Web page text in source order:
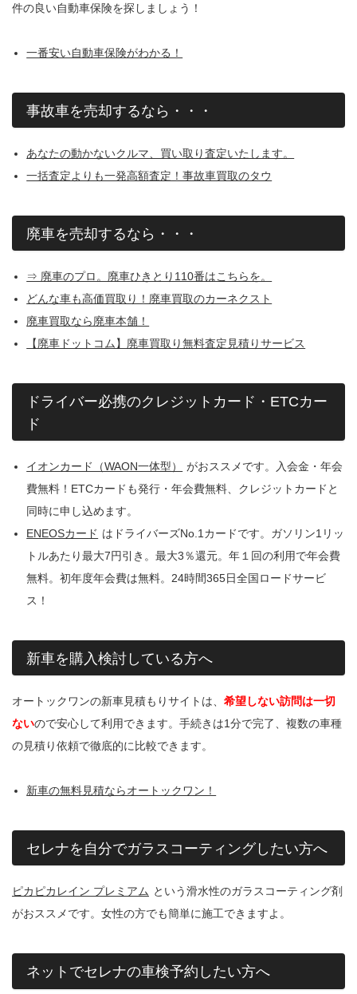
件の良い自動車保険を探しましょう！
一番安い自動車保険がわかる！
事故車を売却するなら・・・
あなたの動かないクルマ、買い取り査定いたします。
一括査定よりも一発高額査定！事故車買取のタウ
廃車を売却するなら・・・
⇒ 廃車のプロ。廃車ひきとり110番はこちらを。
どんな車も高価買取り！廃車買取のカーネクスト
廃車買取なら廃車本舗！
【廃車ドットコム】廃車買取り無料査定見積りサービス
ドライバー必携のクレジットカード・ETCカー
ド
イオンカード（WAON一体型）
がおススメです。入会金・年会
費無料！ETCカードも発行・年会費無料、クレジットカードと
同時に申し込めます。
ENEOSカード はドライバーズNo.1カードです。ガソリン1リッ
トルあたり最大7円引き。最大3％還元。年１回の利用で年会費
無料。初年度年会費は無料。24時間365日全国ロードサービ
ス！
新車を購入検討している方へ
オートックワンの新車見積もりサイトは、 希望しない訪問は一切
ないので安心して利用できます。手続きは1分で完了、複数の車種
の見積り依頼で徹底的に比較できます。
新車の無料見積ならオートックワン！
セレナを自分でガラスコーティングしたい方へ
ピカピカレイン プレミアム という滑水性のガラスコーティング剤
がおススメです。女性の方でも簡単に施工できますよ。
ネットでセレナの車検予約したい方へ